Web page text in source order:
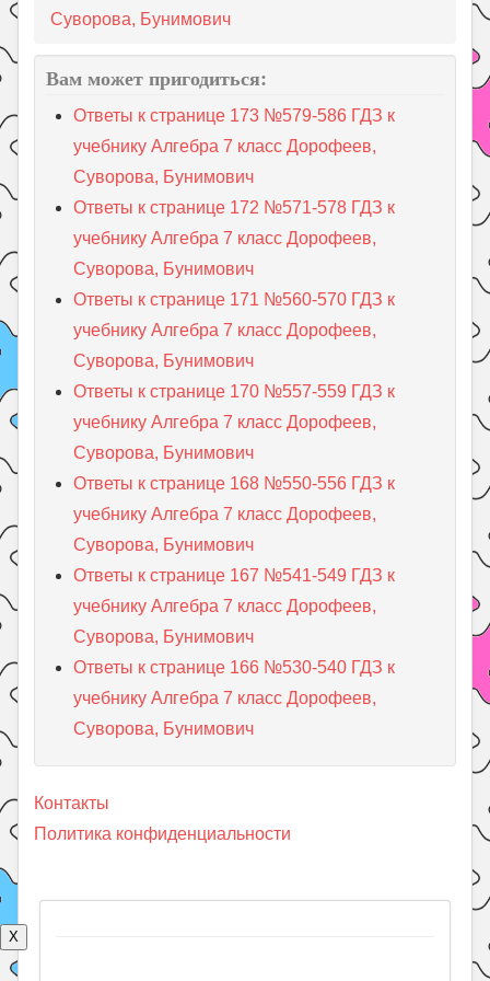
Суворова, Бунимович
Вам может пригодиться:
Ответы к странице 173 №579-586 ГДЗ к
учебнику Алгебра 7 класс Дорофеев,
Суворова, Бунимович
Ответы к странице 172 №571-578 ГДЗ к
учебнику Алгебра 7 класс Дорофеев,
Суворова, Бунимович
Ответы к странице 171 №560-570 ГДЗ к
учебнику Алгебра 7 класс Дорофеев,
Суворова, Бунимович
Ответы к странице 170 №557-559 ГДЗ к
учебнику Алгебра 7 класс Дорофеев,
Суворова, Бунимович
Ответы к странице 168 №550-556 ГДЗ к
учебнику Алгебра 7 класс Дорофеев,
Суворова, Бунимович
Ответы к странице 167 №541-549 ГДЗ к
учебнику Алгебра 7 класс Дорофеев,
Суворова, Бунимович
Ответы к странице 166 №530-540 ГДЗ к
учебнику Алгебра 7 класс Дорофеев,
Суворова, Бунимович
Контакты
Политика конфиденциальности
X